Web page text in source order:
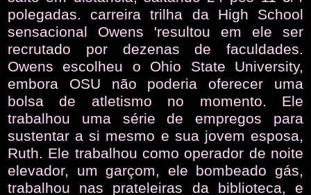
polegadas. carreira trilha da High School
sensacional Owens 'resultou em ele ser
recrutado por dezenas de faculdades.
Owens escolheu o Ohio State University,
embora OSU não poderia oferecer uma
bolsa de atletismo no momento. Ele
trabalhou uma série de empregos para
sustentar a si mesmo e sua jovem esposa,
Ruth. Ele trabalhou como operador de noite
elevador, um garçom, ele bombeado gás,
trabalhou nas prateleiras da biblioteca, e